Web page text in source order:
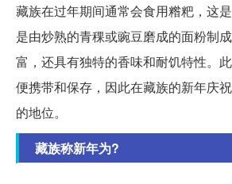
藏族在过年期间通常会食用糌粑，这
是由炒熟的青稞或豌豆磨成的面粉制
富，还具有独特的香味和耐饥特性。
便携带和保存，因此在藏族的新年庆
的地位。
藏族称新年为?